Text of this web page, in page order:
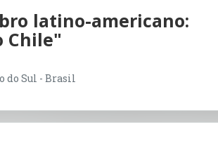
latino-americano:
Chile"
do Sul - Brasil